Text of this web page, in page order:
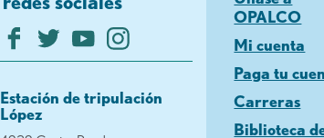
Estación de tripulación
López
OPALCO
Mi cuenta
Paga tu
Carreras
Biblioteca